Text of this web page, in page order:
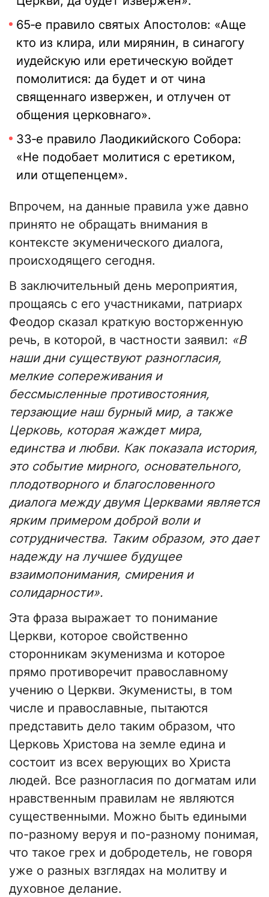
65‑е правило святых Апостолов: «Аще
кто из клира, или мирянин, в синагогу
иудейскую или еретическую войдет
помолитися: да будет и от чина
священнаго извержен, и отлучен от
общения церковнаго».
33‑е правило Лаодикийского Cобора:
«Не подобает молитися с еретиком,
или отщепенцем».
Впрочем, на данные правила уже давно
принято не обращать внимания в
контексте экуменического диалога,
происходящего сегодня.
В заключительный день мероприятия,
прощаясь с его участниками, патриарх
Феодор сказал краткую восторженную
речь, в которой, в частности заявил: «В
наши дни существуют разногласия,
мелкие сопереживания и
бессмысленные противостояния,
терзающие наш бурный мир, а также
Церковь, которая жаждет мира,
единства и любви. Как показала история,
это событие мирного, основательного,
плодотворного и благословенного
диалога между двумя Церквами является
ярким примером доброй воли и
сотрудничества. Таким образом, это дает
надежду на лучшее будущее
взаимопонимания, смирения и
солидарности».
Эта фраза выражает то понимание
Церкви, которое свойственно
сторонникам экуменизма и которое
прямо противоречит православному
учению о Церкви. Экуменисты, в том
числе и православные, пытаются
представить дело таким образом, что
Церковь Христова на земле едина и
состоит из всех верующих во Христа
людей. Все разногласия по догматам или
нравственным правилам не являются
существенными. Можно быть едиными
по-разному веруя и по-разному понимая,
что такое грех и добродетель, не говоря
уже о разных взглядах на молитву и
духовное делание.